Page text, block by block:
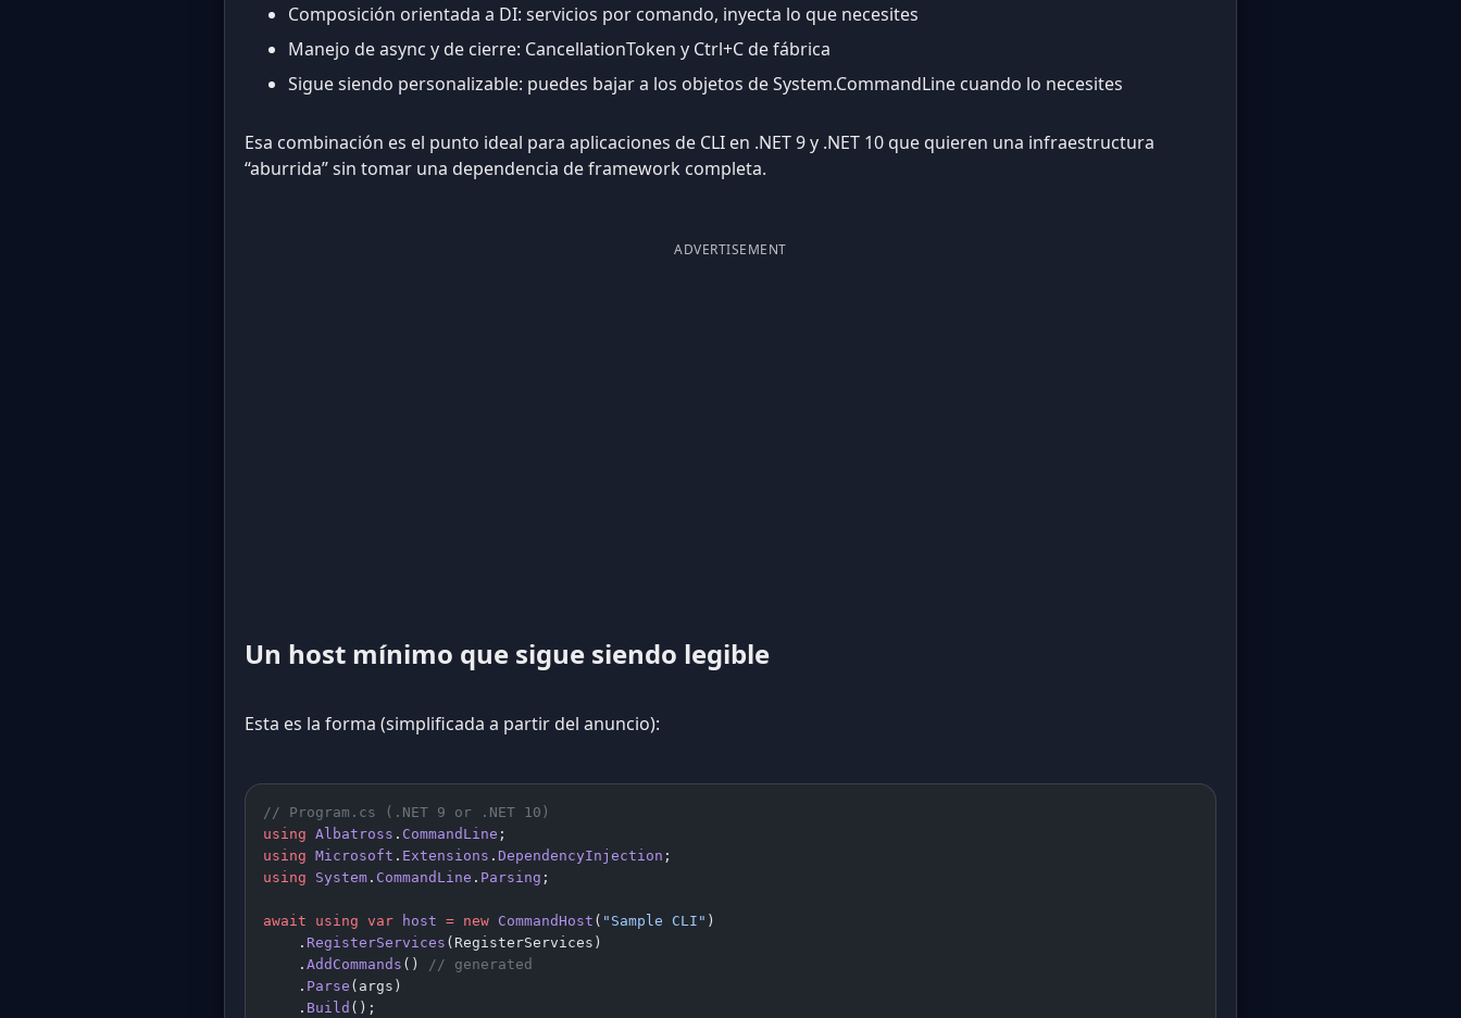
Composición orientada a DI: servicios por comando, inyecta lo que necesites
Manejo de async y de cierre: CancellationToken y Ctrl+C de fábrica
Sigue siendo personalizable: puedes bajar a los objetos de System.CommandLine cuando lo necesites
Esa combinación es el punto ideal para aplicaciones de CLI en .NET 9 y .NET 10 que quieren una infraestructura
“aburrida” sin tomar una dependencia de framework completa.
ADVERTISEMENT
Un host mínimo que sigue siendo legible
Esta es la forma (simplificada a partir del anuncio):
// Program.cs (.NET 9 or .NET 10)
using Albatross . CommandLine ;
using Microsoft . Extensions . DependencyInjection ;
using System . CommandLine . Parsing ;
await using var host = new CommandHost ( "Sample CLI" )
    .
RegisterServices (RegisterServices)
    .
AddCommands ()
// generated
    .
Parse (args)
    .
Build ();